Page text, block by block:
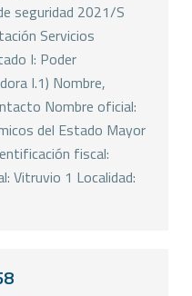
seguridad 2021/S
Servicios
I: Poder
I.1) Nombre,
Nombre oficial:
del Estado Mayor
fiscal:
Vitruvio 1 Localidad: